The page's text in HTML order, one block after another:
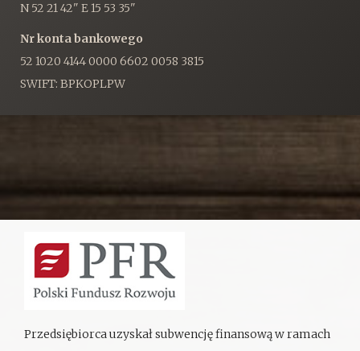
N 52 21 42" E 15 53 35"
Nr konta bankowego
52 1020 4144 0000 6602 0058 3815
SWIFT: BPKOPLPW
Przedsiębiorca uzyskał subwencję finansową w ramach